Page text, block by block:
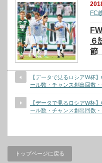
FC
節
【データで見るロシアW
ール数・チャンス創出回数
【データで見るロシアW
ール数・チャンス創出回数
トップページに戻る